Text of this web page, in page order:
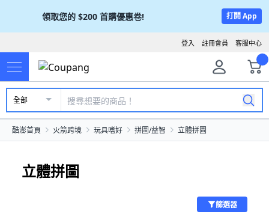
領取您的 $200 首購優惠卷! 打開 App
客服中心
註冊會員
登入
全部
酷澎首頁 火箭跨境 玩具嗜好 拼圖/益智 立體拼圖
立體拼圖
篩選器